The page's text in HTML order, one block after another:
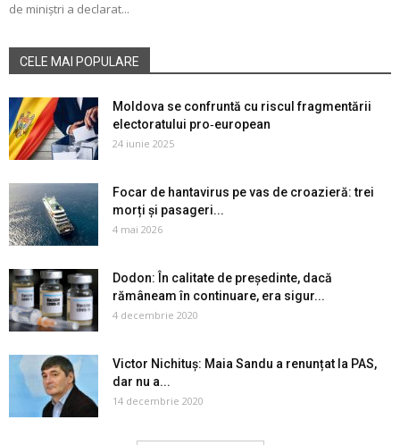
de miniştri a declarat...
CELE MAI POPULARE
Moldova se confruntă cu riscul fragmentării
electoratului pro‑european
24 iunie 2025
Focar de hantavirus pe vas de croazieră: trei
morți și pasageri...
4 mai 2026
Dodon: În calitate de președinte, dacă
rămâneam în continuare, era sigur...
4 decembrie 2020
Victor Nichituș: Maia Sandu a renunțat la PAS,
dar nu a...
14 decembrie 2020